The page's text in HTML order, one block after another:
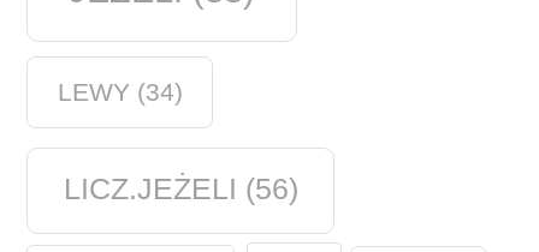
LEWY (34)
LICZ.JEŻELI (56)